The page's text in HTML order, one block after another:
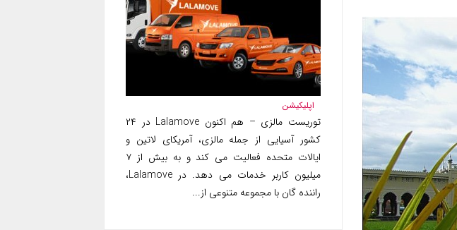
اپلیکیشن
توریست مالزی – هم اکنون Lalamove در ۲۴
کشور آسیایی از جمله مالزی، آمریکای لاتین و
ایالات متحده فعالیت می کند و به بیش از ۷
میلیون کاربر خدمات می دهد. در Lalamove،
راننده گان با مجموعه متنوعی از...